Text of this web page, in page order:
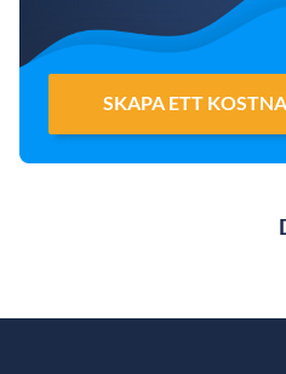
SKAPA ETT